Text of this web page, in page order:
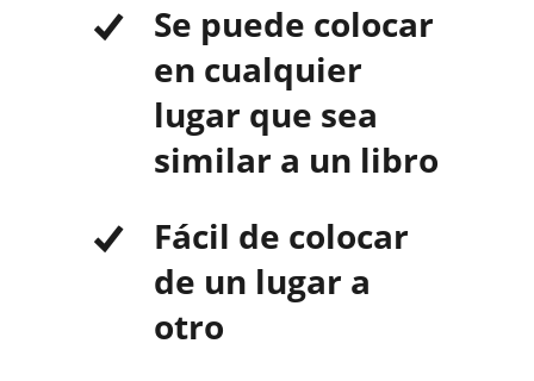
Se puede colocar
en cualquier
lugar que sea
similar a un libro
Fácil de colocar
de un lugar a
otro